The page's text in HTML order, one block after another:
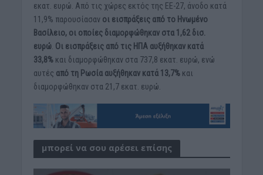
εκατ. ευρώ. Από τις χώρες εκτός της ΕΕ-27, άνοδο κατά
11,9% παρουσίασανοι εισπράξεις από το Ηνωμένο
Βασίλειο, οι οποίες διαμορφώθηκαν στα 1,62 δισ.
ευρώ. Οι εισπράξεις από τις ΗΠΑ αυξήθηκαν κατά
33,8%και διαμορφώθηκαν στα 737,8 εκατ. ευρώ, ενώ
αυτές από τη Ρωσία αυξήθηκαν κατά 13,7%και
διαμορφώθηκαν στα 21,7 εκατ. ευρώ.
μπορεί να σου αρέσει επίσης